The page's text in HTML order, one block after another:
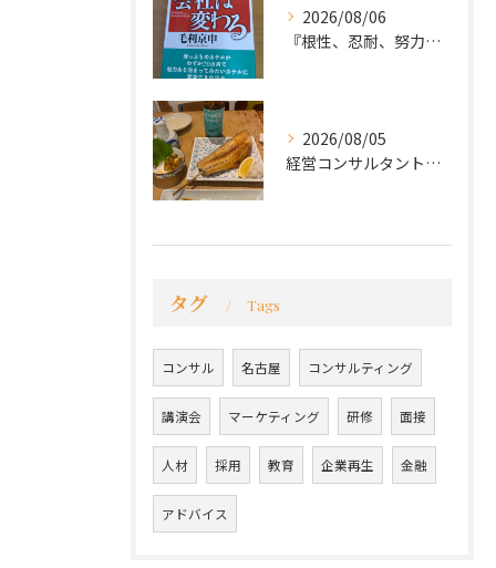
2026/08/06
『根性、忍耐、努力という言葉は死語なのか』
2026/08/05
経営コンサルタントのモーちゃん・毛利京申です。
タグ Tags
コンサル 名古屋 コンサルティング
講演会 マーケティング 研修 面接
人材 採用 教育 企業再生 金融
アドバイス